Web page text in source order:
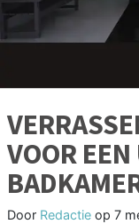
VOOR
Door Redactie op 7